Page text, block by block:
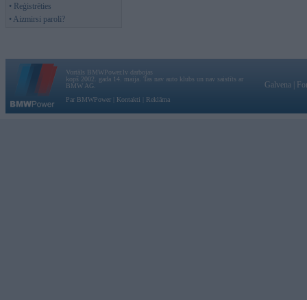
• Reģistrēties
• Aizmirsi paroli?
Vortāls BMWPower.lv darbojas
kopš 2002. gada 14. maija. Tas nav auto klubs un nav saistīts ar
BMW AG.
Par BMWPower
Kontakti Reklāma
Galvena